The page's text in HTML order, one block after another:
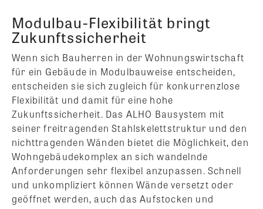
Modulbau-Flexibilität bringt
Zukunftssicherheit
Wenn sich Bauherren in der Wohnungswirtschaft
für ein Gebäude in Modulbauweise entscheiden,
entscheiden sie sich zugleich für konkurrenzlose
Flexibilität und damit für eine hohe
Zukunftssicherheit. Das ALHO Bausystem mit
seiner freitragenden Stahlskelettstruktur und den
nichttragenden Wänden bietet die Möglichkeit, den
Wohngebäudekomplex an sich wandelnde
Anforderungen sehr flexibel anzupassen. Schnell
und unkompliziert können Wände versetzt oder
geöffnet werden, auch das Aufstocken und